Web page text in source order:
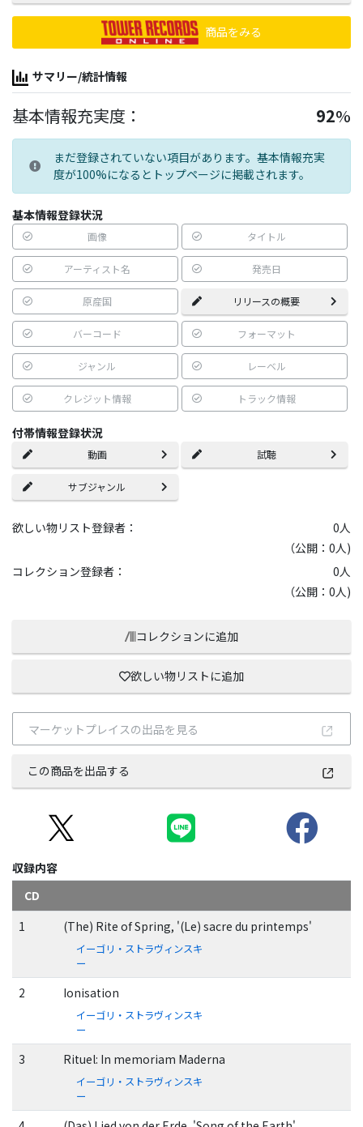
商品をみる
サマリー/統計情報
基本情報充実度： 92%
まだ登録されていない項目があります。基本情報充実
度が100%になるとトップページに掲載されます。
基本情報登録状況
画像 タイトル
アーティスト名 発売日
原産国 リリースの概要
バーコード フォーマット
ジャンル レーベル
クレジット情報 トラック情報
付帯情報登録状況
動画 試聴
サブジャンル
欲しい物リスト登録者： 0人
（公開：0人)
コレクション登録者：
0人
（公開：0人)
コレクションに追加
欲しい物リストに追加
マーケットプレイスの出品を見る
この商品を出品する
収録内容
CD
1
(The) Rite of Spring, '(Le) sacre du printemps'
イーゴリ・ストラヴィンスキ
ー
2 Ionisation
イーゴリ・ストラヴィンスキ
ー
3 Rituel: In memoriam Maderna
イーゴリ・ストラヴィンスキ
ー